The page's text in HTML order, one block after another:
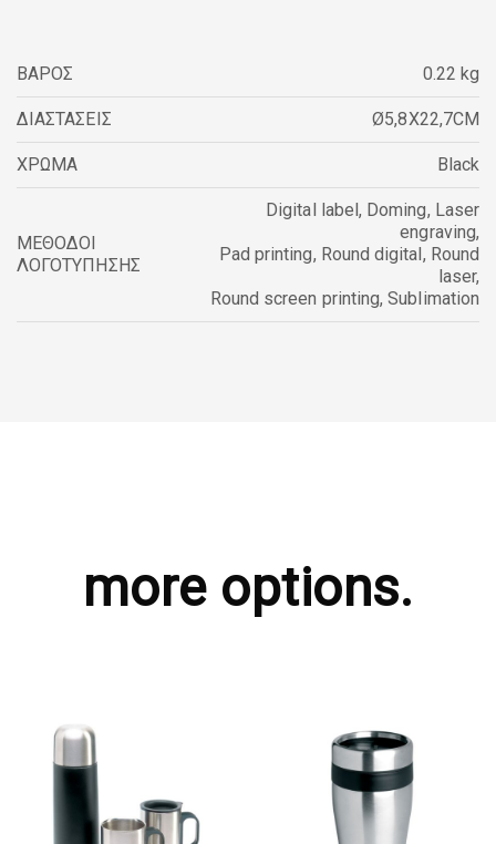
ΒΑΡΟΣ 0.22 kg
ΔΙΑΣΤΑΣΕΙΣ Ø5,8X22,7CM
ΧΡΩΜΑ Black
ΜΕΘΟΔΟΙ
ΛΟΓΟΤΥΠΗΣΗΣ
Digital label, Doming, Laser
engraving,
Pad printing, Round digital, Round
laser,
Round screen printing,Sublimation
more options.